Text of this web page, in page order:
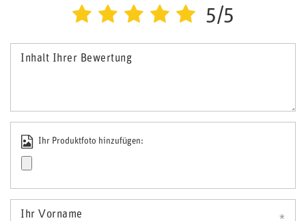
5/5
Inhalt Ihrer Bewertung
Ihr Produktfoto hinzufügen:
Ihr Vorname